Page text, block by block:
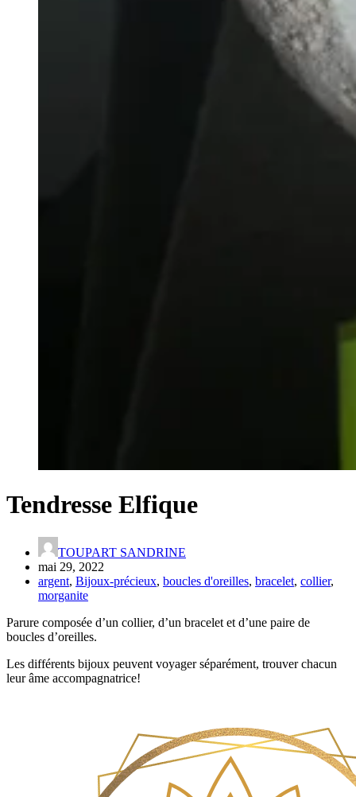
Tendresse Elfique
TOUPART SANDRINE
mai 29, 2022
argent, Bijoux-précieux, boucles d'oreilles, bracelet, collier,
morganite
Parure composée d’un collier, d’un bracelet et d’une paire de
boucles d’oreilles.
Les différents bijoux peuvent voyager séparément, trouver chacun
leur âme accompagnatrice!